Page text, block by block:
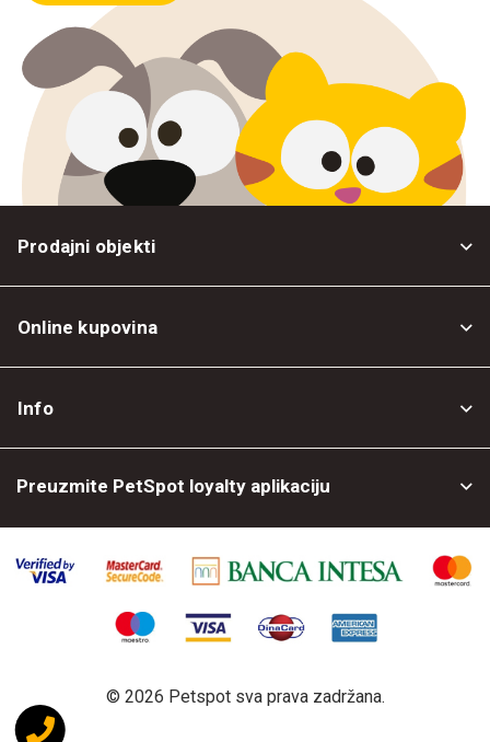
Prodajni objekti
Online kupovina
Info
Preuzmite PetSpot loyalty aplikaciju
© 2026 Petspot sva prava zadržana.